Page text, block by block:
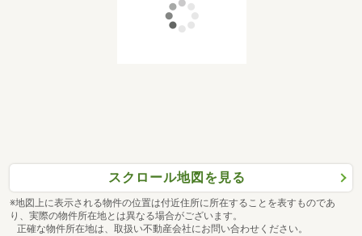
スクロール地図を見る
※地図上に表示される物件の位置は付近住所に所在することを表すものであ
り、実際の物件所在地とは異なる場合がございます。
正確な物件所在地は、取扱い不動産会社にお問い合わせください。